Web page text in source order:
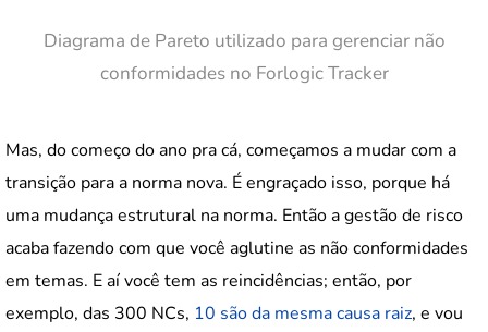
Diagrama de Pareto utilizado para gerenciar não
conformidades no Forlogic Tracker
Mas, do começo do ano pra cá, começamos a mudar com a
transição para a norma nova. É engraçado isso, porque há
uma mudança estrutural na norma. Então a gestão de risco
acaba fazendo com que você aglutine as não conformidades
em temas. E aí você tem as reincidências; então, por
exemplo, das 300 NCs, 10 são da mesma causa raiz, e vou